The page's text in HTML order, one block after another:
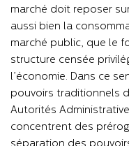
marché doit reposer
aussi bien la
marché public, que le
structure censée
l’économie. Dans ce
pouvoirs traditionnels
Autorités
concentrent des